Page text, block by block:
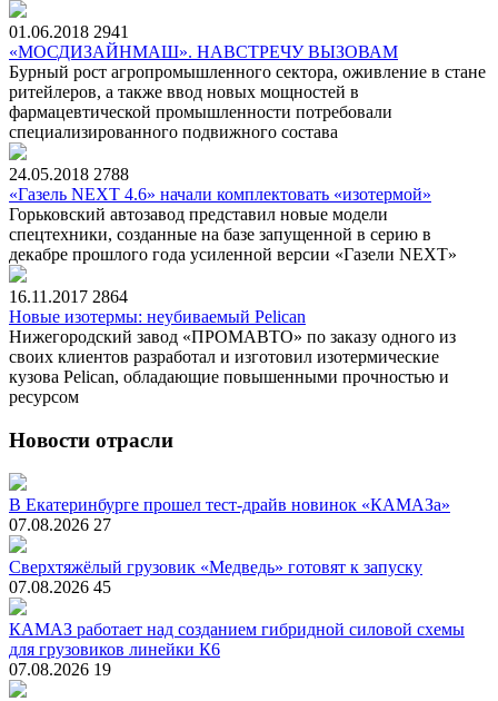
01.06.2018 2941
«МОСДИЗАЙНМАШ». НАВСТРЕЧУ ВЫЗОВАМ
Бурный рост агропромышленного сектора, оживление в стане
ритейлеров, а также ввод новых мощностей в
фармацевтической промышленности потребовали
специализированного подвижного состава
24.05.2018 2788
«Газель NEXT 4.6» начали комплектовать «изотермой»
Горьковский автозавод представил новые модели
спецтехники, созданные на базе запущенной в серию в
декабре прошлого года усиленной версии «Газели NEXT»
16.11.2017 2864
Новые изотермы: неубиваемый Pelican
Нижегородский завод «ПРОМАВТО» по заказу одного из
своих клиентов разработал и изготовил изотермические
кузова Pelican, обладающие повышенными прочностью и
ресурсом
Новости отрасли
В Екатеринбурге прошел тест-драйв новинок «КАМАЗа»
07.08.2026 27
Сверхтяжёлый грузовик «Медведь» готовят к запуску
07.08.2026 45
КАМАЗ работает над созданием гибридной силовой схемы
для грузовиков линейки К6
07.08.2026 19